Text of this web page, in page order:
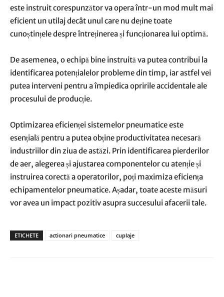
este instruit corespunzător va opera într-un mod mult mai
eficient un utilaj decât unul care nu deține toate
cunoștințele despre întreținerea și funcționarea lui optimă.
De asemenea, o echipă bine instruită va putea contribui la
identificarea potențialelor probleme din timp, iar astfel vei
putea interveni pentru a împiedica opririle accidentale ale
procesului de producție.
Optimizarea eficienței sistemelor pneumatice este
esențială pentru a putea obține productivitatea necesară
industriilor din ziua de astăzi. Prin identificarea pierderilor
de aer, alegerea și ajustarea componentelor cu atenție și
instruirea corectă a operatorilor, poți maximiza eficiența
echipamentelor pneumatice. Așadar, toate aceste măsuri
vor avea un impact pozitiv asupra succesului afacerii tale.
ETICHETE actionari pneumatice cuplaje